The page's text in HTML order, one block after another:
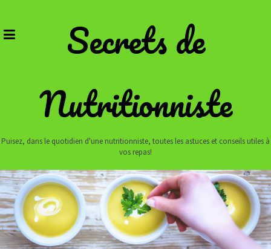
content
Secrets de
Nutritionniste
Puisez, dans le quotidien d'une nutritionniste, toutes les astuces et conseils utiles à
vos repas!